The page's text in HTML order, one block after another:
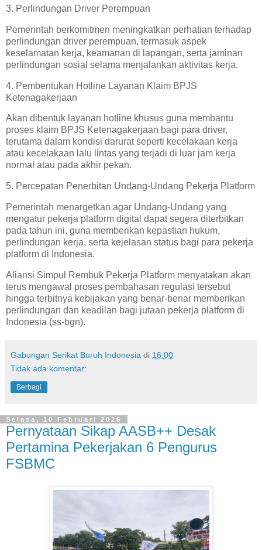
3. Perlindungan Driver Perempuan
Pemerintah berkomitmen meningkatkan perhatian terhadap
perlindungan driver perempuan, termasuk aspek
keselamatan kerja, keamanan di lapangan, serta jaminan
perlindungan sosial selama menjalankan aktivitas kerja.
4. Pembentukan Hotline Layanan Klaim BPJS
Ketenagakerjaan
Akan dibentuk layanan hotline khusus guna membantu
proses klaim BPJS Ketenagakerjaan bagi para driver,
terutama dalam kondisi darurat seperti kecelakaan kerja
atau kecelakaan lalu lintas yang terjadi di luar jam kerja
normal atau pada akhir pekan.
5. Percepatan Penerbitan Undang-Undang Pekerja Platform
Pemerintah menargetkan agar Undang-Undang yang
mengatur pekerja platform digital dapat segera diterbitkan
pada tahun ini, guna memberikan kepastian hukum,
perlindungan kerja, serta kejelasan status bagi para pekerja
platform di Indonesia.
Aliansi Simpul Rembuk Pekerja Platform menyatakan akan
terus mengawal proses pembahasan regulasi tersebut
hingga terbitnya kebijakan yang benar-benar memberikan
perlindungan dan keadilan bagi jutaan pekerja platform di
Indonesia (ss-bgn).
Gabungan Serikat Buruh Indonesia di 16.00
Tidak ada komentar:
Berbagi
Selasa, 10 Februari 2026
Pernyataan Sikap AASB++ Desak
Pertamina Pekerjakan 6 Pengurus
FSBMC